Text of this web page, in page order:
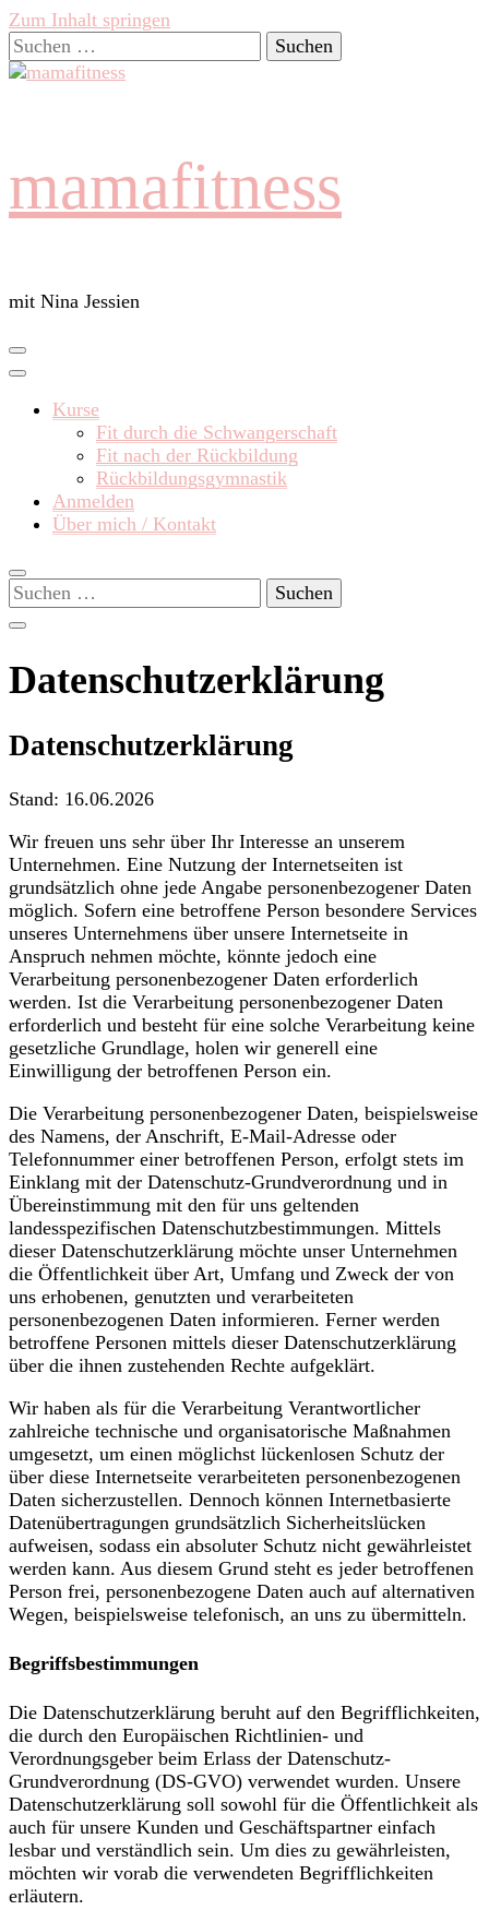
Zum Inhalt springen
Suchen
nach:
mamafitness
mit Nina Jessien
Kurse
Fit durch die Schwangerschaft
Fit nach der Rückbildung
Rückbildungsgymnastik
Anmelden
Über mich / Kontakt
Suchen
nach:
Datenschutzerklärung
Datenschutzerklärung
Stand: 16.06.2026
Wir freuen uns sehr über Ihr Interesse an unserem
Unternehmen. Eine Nutzung der Internetseiten ist
grundsätzlich ohne jede Angabe personenbezogener Daten
möglich. Sofern eine betroffene Person besondere Services
unseres Unternehmens über unsere Internetseite in
Anspruch nehmen möchte, könnte jedoch eine
Verarbeitung personenbezogener Daten erforderlich
werden. Ist die Verarbeitung personenbezogener Daten
erforderlich und besteht für eine solche Verarbeitung keine
gesetzliche Grundlage, holen wir generell eine
Einwilligung der betroffenen Person ein.
Die Verarbeitung personenbezogener Daten, beispielsweise
des Namens, der Anschrift, E-Mail-Adresse oder
Telefonnummer einer betroffenen Person, erfolgt stets im
Einklang mit der Datenschutz-Grundverordnung und in
Übereinstimmung mit den für uns geltenden
landesspezifischen Datenschutzbestimmungen. Mittels
dieser Datenschutzerklärung möchte unser Unternehmen
die Öffentlichkeit über Art, Umfang und Zweck der von
uns erhobenen, genutzten und verarbeiteten
personenbezogenen Daten informieren. Ferner werden
betroffene Personen mittels dieser Datenschutzerklärung
über die ihnen zustehenden Rechte aufgeklärt.
Wir haben als für die Verarbeitung Verantwortlicher
zahlreiche technische und organisatorische Maßnahmen
umgesetzt, um einen möglichst lückenlosen Schutz der
über diese Internetseite verarbeiteten personenbezogenen
Daten sicherzustellen. Dennoch können Internetbasierte
Datenübertragungen grundsätzlich Sicherheitslücken
aufweisen, sodass ein absoluter Schutz nicht gewährleistet
werden kann. Aus diesem Grund steht es jeder betroffenen
Person frei, personenbezogene Daten auch auf alternativen
Wegen, beispielsweise telefonisch, an uns zu übermitteln.
Begriffsbestimmungen
Die Datenschutzerklärung beruht auf den Begrifflichkeiten,
die durch den Europäischen Richtlinien- und
Verordnungsgeber beim Erlass der Datenschutz-
Grundverordnung (DS-GVO) verwendet wurden. Unsere
Datenschutzerklärung soll sowohl für die Öffentlichkeit als
auch für unsere Kunden und Geschäftspartner einfach
lesbar und verständlich sein. Um dies zu gewährleisten,
möchten wir vorab die verwendeten Begrifflichkeiten
erläutern.